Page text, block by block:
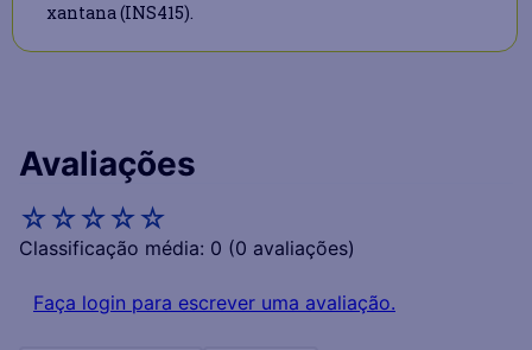
xantana (INS415).
Avaliações
☆☆☆☆☆
Classificação média: 0 (0 avaliações)
Faça login para escrever uma avaliação.